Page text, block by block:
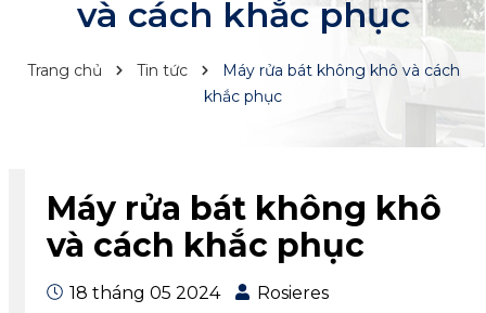
và cách khắc phục
Trang chủ Tin tức
Máy rửa bát không khô và cách
khắc phục
Máy rửa bát không khô
và cách khắc phục
18 tháng 05 2024 Rosieres